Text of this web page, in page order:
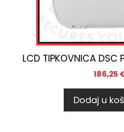
LCD TIPKOVNICA DSC
186,25
Dodaj u